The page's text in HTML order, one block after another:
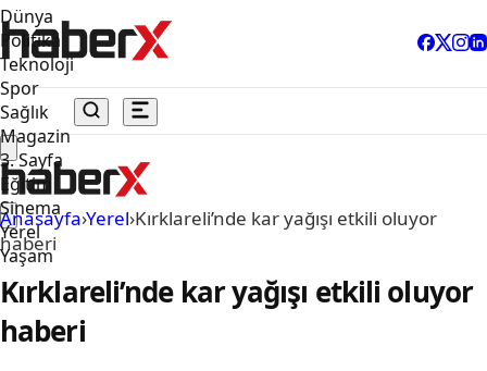
Dünya
Politika
Teknoloji
Spor
Sağlık
Magazin
3. Sayfa
Eğitim
Sinema
Yerel
Yaşam
Anasayfa›Yerel›Kırklareli’nde kar yağışı etkili oluyor
haberi
Kırklareli’nde kar yağışı etkili oluyor
haberi